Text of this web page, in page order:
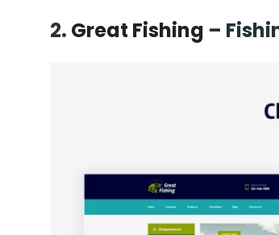
2. Great Fishing –